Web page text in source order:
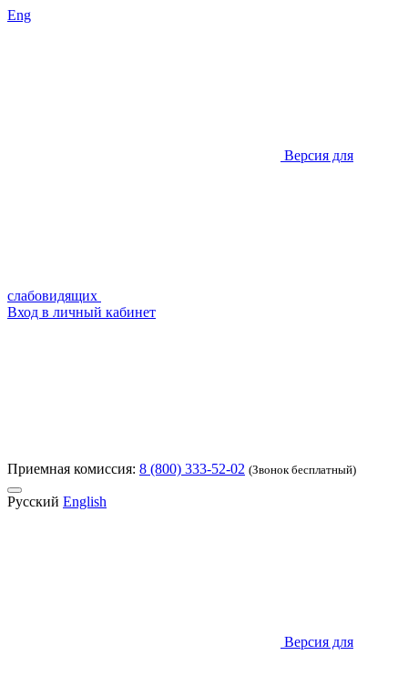
Eng
Версия для
слабовидящих
Вход в личный кабинет
Приемная комиссия: 8 (800) 333-52-02 (Звонок бесплатный)
Русский English
Версия для